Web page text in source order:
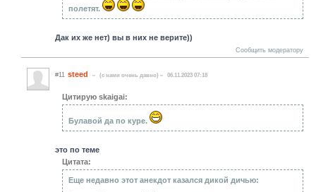
полетят.
Дак их же нет) вы в них не верите))
Сообщить модератору
#11 steed (c нами очень давно) 06.11.2023 07:18
Цитирую skaigai:
Булавой да по куре.
это по теме
Цитата:
Еще недавно этот анекдот казался дикой дичью: